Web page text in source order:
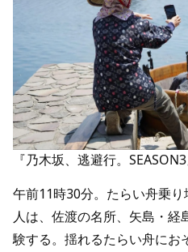
『乃木坂、逃避行。SEASON3
午前11時30分。たらい舟乗
人は、佐渡の名所、矢島・
験する。揺れるたらい舟にお